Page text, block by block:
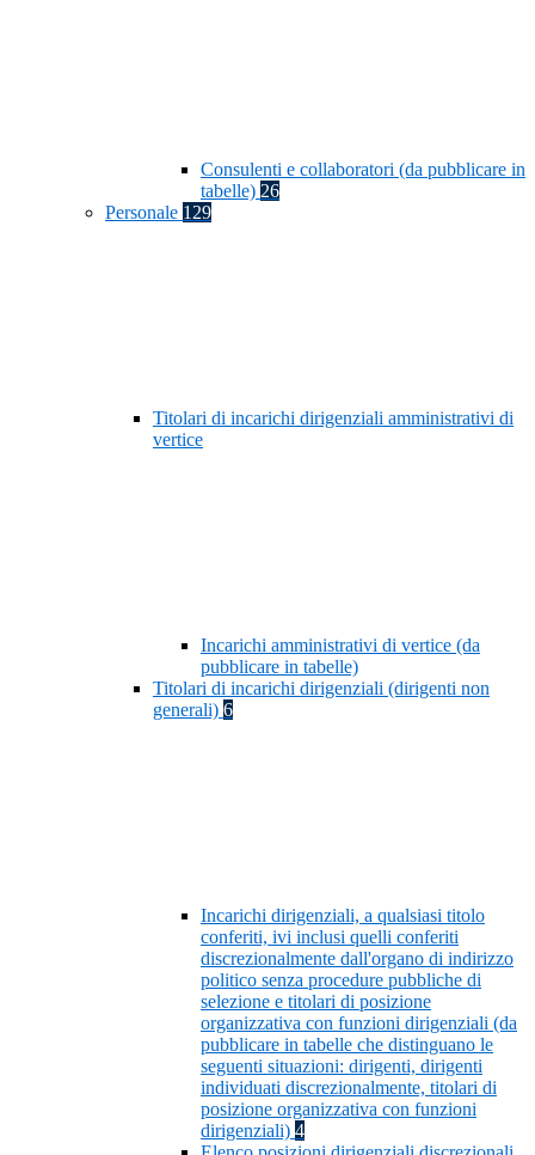
Consulenti e collaboratori (da pubblicare in
tabelle) 26
Personale 129
Titolari di incarichi dirigenziali amministrativi di
vertice
Incarichi amministrativi di vertice (da
pubblicare in tabelle)
Titolari di incarichi dirigenziali (dirigenti non
generali) 6
Incarichi dirigenziali, a qualsiasi titolo
conferiti, ivi inclusi quelli conferiti
discrezionalmente dall'organo di indirizzo
politico senza procedure pubbliche di
selezione e titolari di posizione
organizzativa con funzioni dirigenziali (da
pubblicare in tabelle che distinguano le
seguenti situazioni: dirigenti, dirigenti
individuati discrezionalmente, titolari di
posizione organizzativa con funzioni
dirigenziali) 4